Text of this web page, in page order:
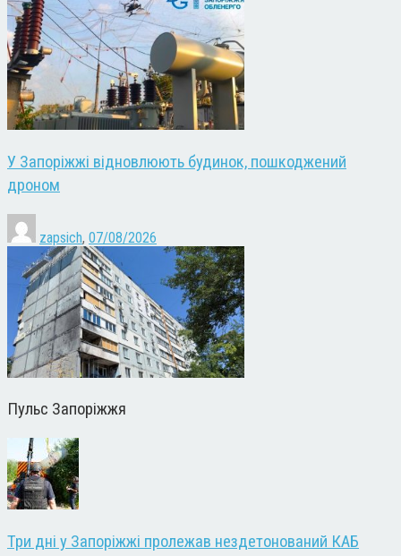
У Запоріжжі відновлюють будинок, пошкоджений
дроном
zapsich, 07/08/2026
Пульс Запоріжжя
Три дні у Запоріжжі пролежав нездетонований КАБ